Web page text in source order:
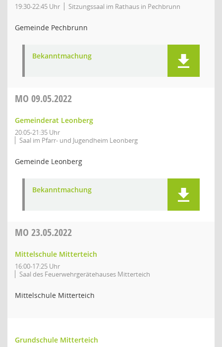
19:30-22:45 Uhr Sitzungssaal im Rathaus in Pechbrunn
Gemeinde Pechbrunn
Bekanntmachung
MO 09.05.2022
Gemeinderat Leonberg
20:05-21:35 Uhr
Saal im Pfarr- und Jugendheim Leonberg
Gemeinde Leonberg
Bekanntmachung
MO 23.05.2022
Mittelschule Mitterteich
16:00-17:25 Uhr
Saal des Feuerwehrgerätehauses Mitterteich
Mittelschule Mitterteich
Grundschule Mitterteich